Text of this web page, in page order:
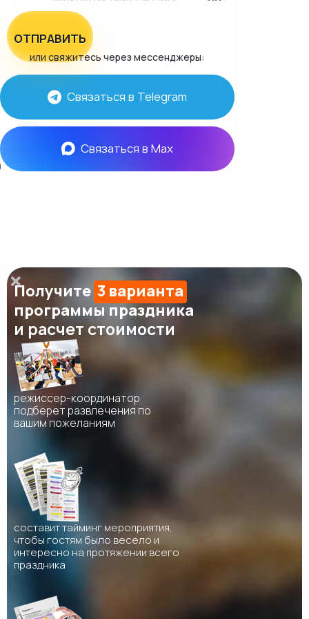
ОТПРАВИТЬ
или свяжитесь через мессенджеры:
Связаться в Telegram
Связаться в Max
Получите 3 варианта
программы праздника
и расчет стоимости
режиссер-координатор
подберет развлечения по
вашим пожеланиям
составит тайминг мероприятия,
чтобы гостям было весело и
интересно на протяжении всего
праздника